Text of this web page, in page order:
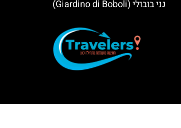
גני בובולי (Giardino di Boboli)